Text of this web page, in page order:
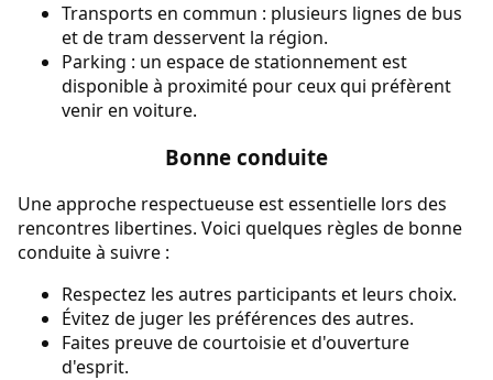
Transports en commun : plusieurs lignes de bus
et de tram desservent la région.
Parking : un espace de stationnement est
disponible à proximité pour ceux qui préfèrent
venir en voiture.
Bonne conduite
Une approche respectueuse est essentielle lors des
rencontres libertines. Voici quelques règles de bonne
conduite à suivre :
Respectez les autres participants et leurs choix.
Évitez de juger les préférences des autres.
Faites preuve de courtoisie et d'ouverture
d'esprit.